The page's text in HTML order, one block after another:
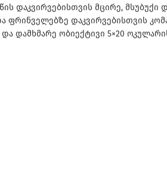
დაკვირვებისთვის მცირე,
ფრინველებზე დაკვირვებისთვის
ობიექტივი 5×20 ოკულარის